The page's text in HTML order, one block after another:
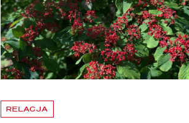
RELACJA